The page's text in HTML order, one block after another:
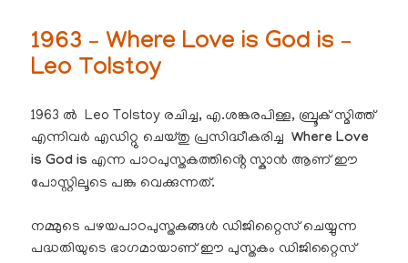
1963 – Where Love is God is –
Leo Tolstoy
1963 ൽ Leo Tolstoy രചിച്ച, എ.ശങ്കരപിള്ള, ബ്രൂക് സ്മിത്ത്
എന്നിവർ എഡിറ്റു ചെയ്തു പ്രസിദ്ധീകരിച്ചWhere Love
is God is എന്ന പാഠപുസ്തകത്തിൻ്റെ സ്കാൻ ആണ് ഈ
പോസ്റ്റിലൂടെ പങ്കു വെക്കുന്നത്.
നമ്മുടെ പഴയപാഠപുസ്തകങ്ങൾ ഡിജിറ്റൈസ് ചെയ്യുന്ന
പദ്ധതിയുടെ ഭാഗമായാണ് ഈ പുസ്തകം ഡിജിറ്റൈസ്